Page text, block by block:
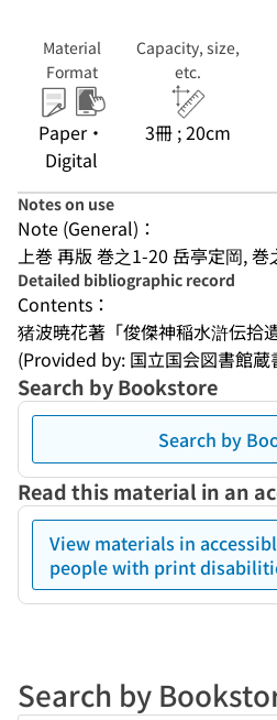
Material
Format
Paper・
Digital
Capacity, size,
etc.
3冊 ; 20cm
Notes on use
Note (General)：
上巻 再版 巻之1-20 岳亭定岡,
Detailed bibliographic record
Contents：
猪波暁花著「俊傑神稲水滸伝拾
(Provided by: 国立国会図書館蔵
Search by Bookstore
Search by
Read this material in an
View materials in
people with print
Search by